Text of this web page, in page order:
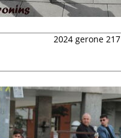
2024 gerone 217